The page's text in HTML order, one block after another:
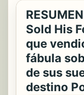
Sold His
que
fábula
de sus
destino